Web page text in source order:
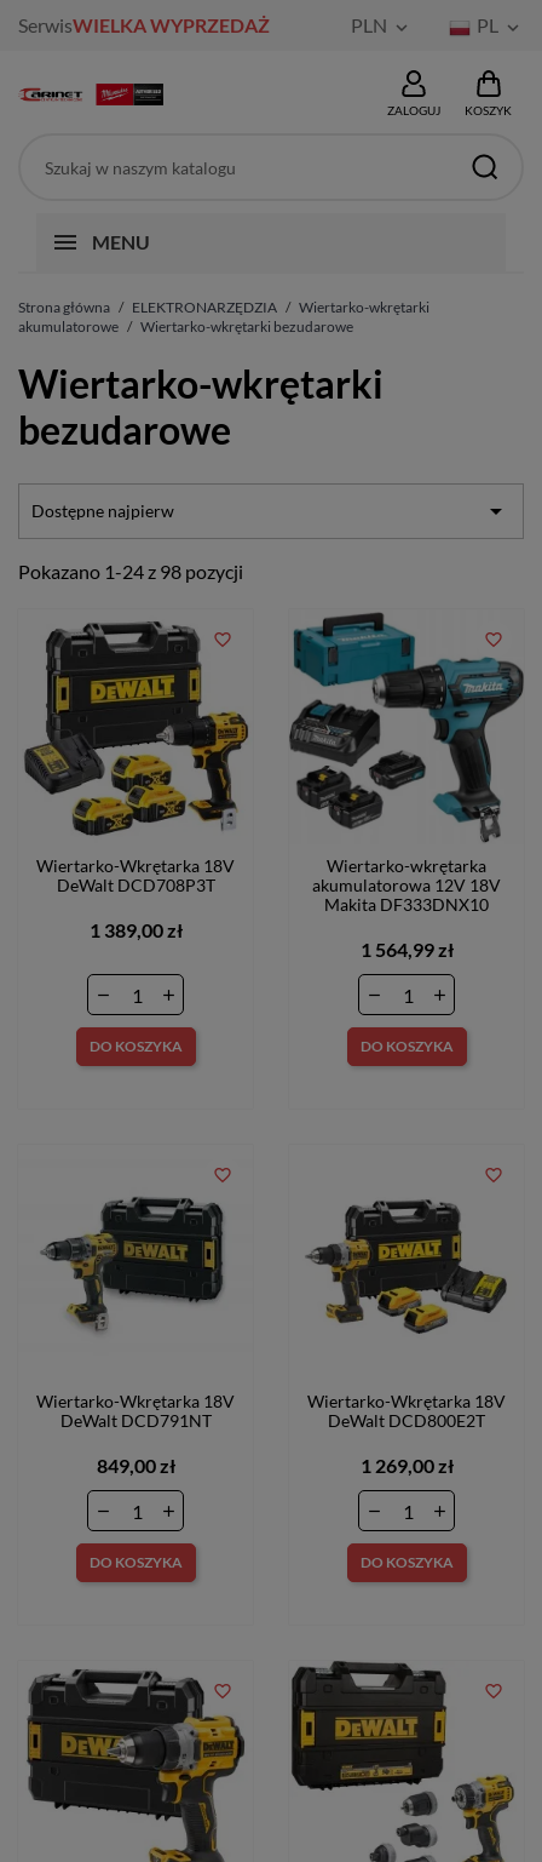
SerwisWIELKA WYPRZEDAŻ PLN  PL 
ZALOGUJ KOSZYK
MENU
Strona główna ELEKTRONARZĘDZIA
Wiertarko-wkrętarki
akumulatorowe
Wiertarko-wkrętarki bezudarowe
Wiertarko-wkrętarki
bezudarowe
Dostępne najpierw 
Pokazano 1-24 z 98 pozycji
Wiertarko-Wkrętarka 18V
DeWalt DCD708P3T
1 389,00 zł
DO KOSZYKA
favorite_border
Wiertarko-wkrętarka
akumulatorowa 12V 18V
Makita DF333DNX10
1 564,99 zł
DO KOSZYKA
favorite_border
Wiertarko-Wkrętarka 18V
DeWalt DCD791NT
849,00 zł
DO KOSZYKA
favorite_border
Wiertarko-Wkrętarka 18V
DeWalt DCD800E2T
1 269,00 zł
DO KOSZYKA
favorite_border
favorite_border favorite_border